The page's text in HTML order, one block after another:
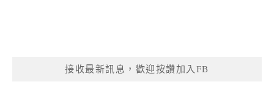
接收最新訊息，歡迎按讚加入FB